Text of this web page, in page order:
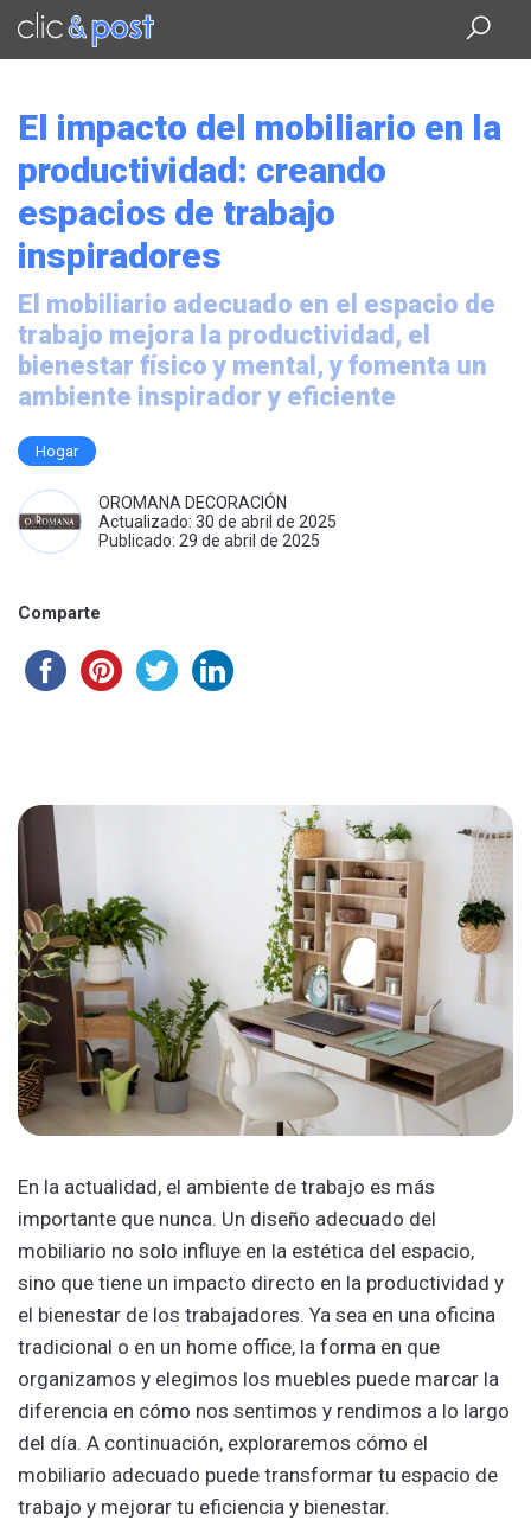
Saltar
contenido
El impacto del mobiliario en la
productividad: creando
espacios de trabajo
inspiradores
El mobiliario adecuado en el espacio de
trabajo mejora la productividad, el
bienestar físico y mental, y fomenta un
ambiente inspirador y eficiente
Hogar
OROMANA DECORACIÓN
Actualizado: 30 de abril de 2025
Publicado: 29 de abril de 2025
Comparte
En la actualidad, el ambiente de trabajo es más
importante que nunca. Un diseño adecuado del
mobiliario no solo influye en la estética del espacio,
sino que tiene un impacto directo en la productividad y
el bienestar de los trabajadores. Ya sea en una oficina
tradicional o en un home office, la forma en que
organizamos y elegimos los muebles puede marcar la
diferencia en cómo nos sentimos y rendimos a lo largo
del día. A continuación, exploraremos cómo el
mobiliario adecuado puede transformar tu espacio de
trabajo y mejorar tu eficiencia y bienestar.